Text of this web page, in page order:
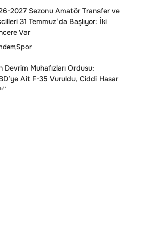
2027 Sezonu Amatör Transfer ve
31 Temmuz’da Başlıyor: İki
Var
Spor
Devrim Muhafızları Ordusu:
Ait F-35 Vuruldu, Ciddi Hasar